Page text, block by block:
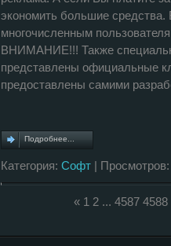
экономить большие средства.
многочисленным
ВНИМАНИЕ!!! Также
представлены официальные
предоставлены самими
Подробнее...
Категория: Софт |
« 1 2 ... 4587 4588